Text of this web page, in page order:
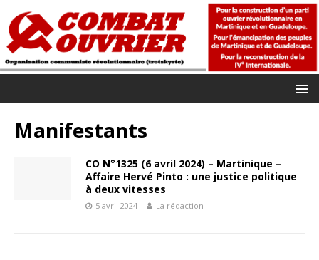
Manifestants
CO N°1325 (6 avril 2024) – Martinique –
Affaire Hervé Pinto : une justice politique
à deux vitesses
5 avril 2024 La rédaction